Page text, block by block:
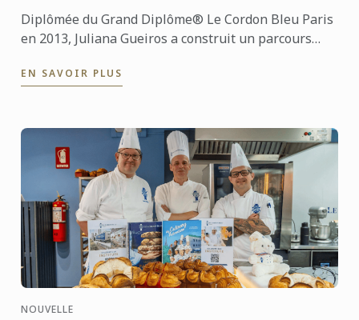
Diplômée du Grand Diplôme® Le Cordon Bleu Paris
en 2013, Juliana Gueiros a construit un parcours
Après ...
EN SAVOIR PLUS
NOUVELLE